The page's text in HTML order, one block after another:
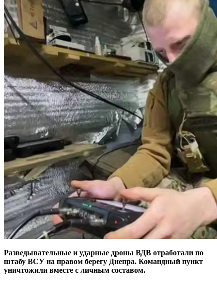
Разведывательные и ударные дроны ВДВ отработали по
штабу ВСУ на правом берегу Днепра. Командный пункт
уничтожили вместе с личным составом.